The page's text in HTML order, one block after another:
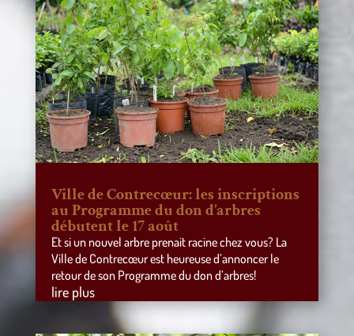
Ville de Contrecœur: les inscriptions
au Programme du don d’arbres
débutent le 17 août
Et si un nouvel arbre prenait racine chez vous? La
Ville de Contrecœur est heureuse d’annoncer le
retour de son Programme du don d’arbres!
lire plus